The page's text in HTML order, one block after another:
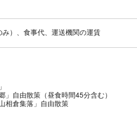
）、食事代、運送機関の運賃
自由散策（昼食時間45分含む）
相倉集落」自由散策